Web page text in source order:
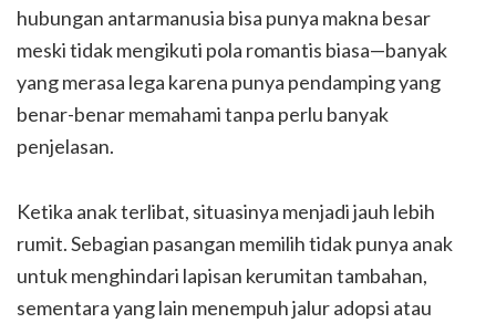
hubungan antarmanusia bisa punya makna besar
meski tidak mengikuti pola romantis biasa—banyak
yang merasa lega karena punya pendamping yang
benar-benar memahami tanpa perlu banyak
penjelasan.
Ketika anak terlibat, situasinya menjadi jauh lebih
rumit. Sebagian pasangan memilih tidak punya anak
untuk menghindari lapisan kerumitan tambahan,
sementara yang lain menempuh jalur adopsi atau